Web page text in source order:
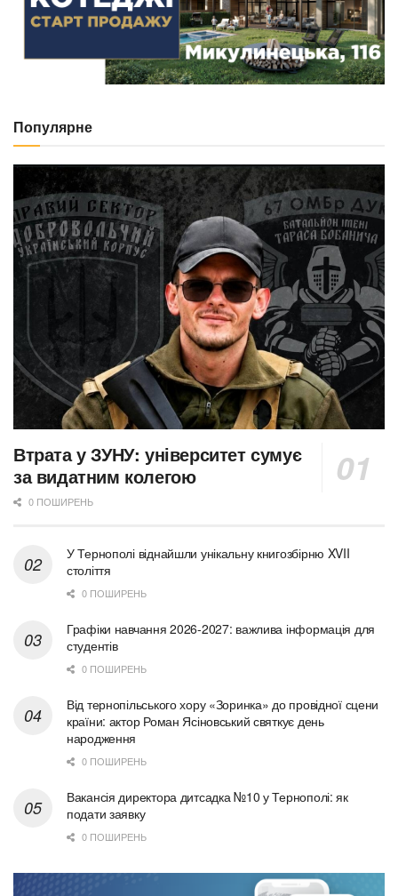
Популярне
Втрата у ЗУНУ: університет сумує
за видатним колегою
0 ПОШИРЕНЬ
У Тернополі віднайшли унікальну книгозбірню XVII
століття
0 ПОШИРЕНЬ
Графіки навчання 2026-2027: важлива інформація для
студентів
0 ПОШИРЕНЬ
Від тернопільського хору «Зоринка» до провідної сцени
країни: актор Роман Ясіновський святкує день
народження
0 ПОШИРЕНЬ
Вакансія директора дитсадка №10 у Тернополі: як
подати заявку
0 ПОШИРЕНЬ